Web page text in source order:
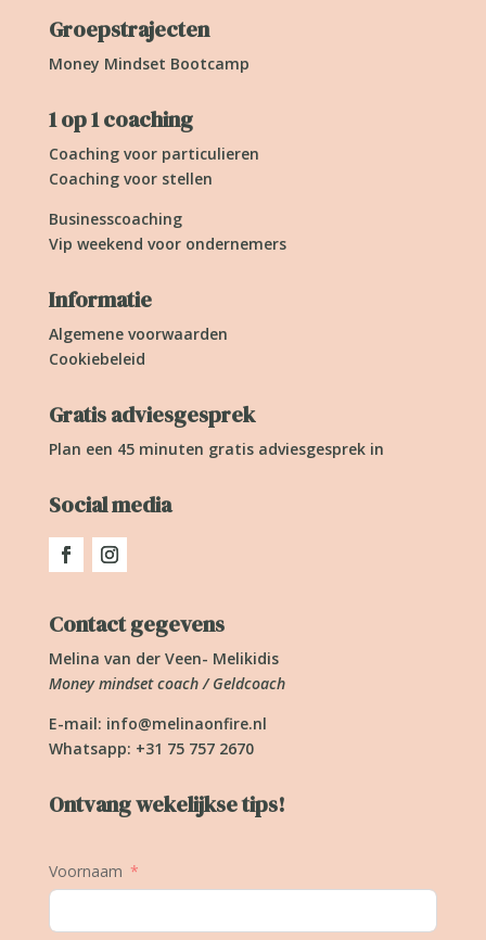
Groepstrajecten
Money Mindset Bootcamp
1 op 1 coaching
Coaching voor particulieren
Coaching voor stellen
Businesscoaching
Vip weekend voor ondernemers
Informatie
Algemene voorwaarden
Cookiebeleid
Gratis adviesgesprek
Plan een 45 minuten gratis adviesgesprek in
Social media
Contact gegevens
Melina van der Veen- Melikidis
Money mindset coach / Geldcoach
E-mail: info@melinaonfire.nl
Whatsapp: +31 75 757 2670
Ontvang wekelijkse tips!
Voornaam